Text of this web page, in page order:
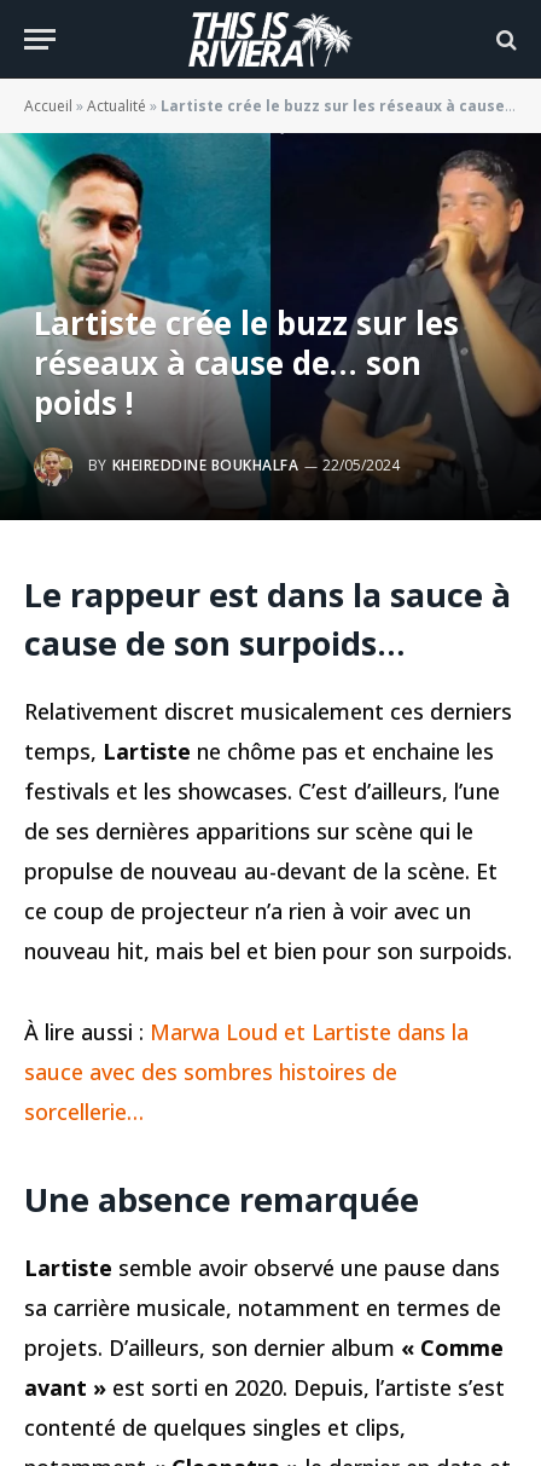
Accueil »Actualité » Lartiste crée le buzz sur les réseaux à cause de… son poids !
Lartiste crée le buzz sur les
réseaux à cause de… son
poids !
BY KHEIREDDINE BOUKHALFA 22/05/2024
Le rappeur est dans la sauce à
cause de son surpoids…
Relativement discret musicalement ces derniers
temps, Lartiste ne chôme pas et enchaine les
festivals et les showcases. C’est d’ailleurs, l’une
de ses dernières apparitions sur scène qui le
propulse de nouveau au-devant de la scène. Et
ce coup de projecteur n’a rien à voir avec un
nouveau hit, mais bel et bien pour son surpoids.
À lire aussi : Marwa Loud et Lartiste dans la
sauce avec des sombres histoires de
sorcellerie…
Une absence remarquée
Lartiste semble avoir observé une pause dans
sa carrière musicale, notamment en termes de
projets. D’ailleurs, son dernier album « Comme
avant » est sorti en 2020. Depuis, l’artiste s’est
contenté de quelques singles et clips,